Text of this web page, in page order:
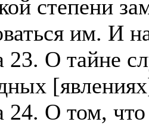
степени
им. И
23. О тайне
24. О том,